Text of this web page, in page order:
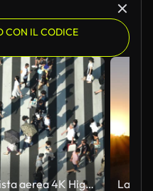
CON IL CODICE
Vista aerea 4K High Angle ampio scatto di pedoni uomo e donna turista che cammina attraversando il passaggio pedonale con il traffico che guida auto sulla strada in estate a Ginza, Tokyo, Giappone